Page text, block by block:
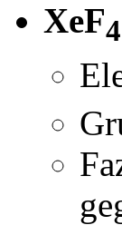
XeF4